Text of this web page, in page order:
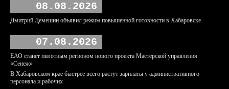
08.08.2026
Дмитрий Демешин объявил режим повышенной готовности в Хабаровске
07.08.2026
ЕАО станет пилотным регионом нового проекта Мастерской управления
«Сенеж»
В Хабаровском крае быстрее всего растут зарплаты у административного
персонала и рабочих